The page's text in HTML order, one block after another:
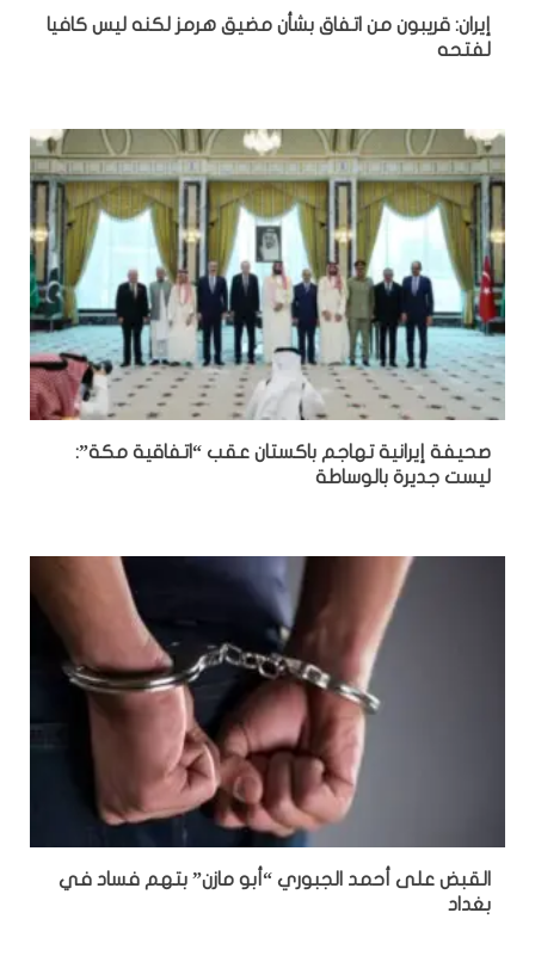
إيران: قريبون من اتفاق بشأن مضيق هرمز لكنه ليس كافيا
لفتحه
صحيفة إيرانية تهاجم باكستان عقب “اتفاقية مكة”:
ليست جديرة بالوساطة
القبض على أحمد الجبوري “أبو مازن” بتهم فساد في
بغداد